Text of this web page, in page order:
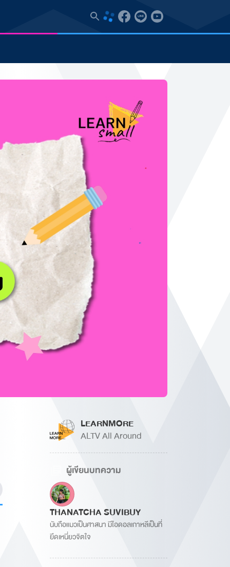
LEARNMORE
ALTV All Around
ผู้เขียนบทความ
THANATCHA SUVIBUY
นับถือแมวเป็นศาสนา มีไอดอลเกาหลีเป็นที่
ยึดเหนี่ยวจิตใจ